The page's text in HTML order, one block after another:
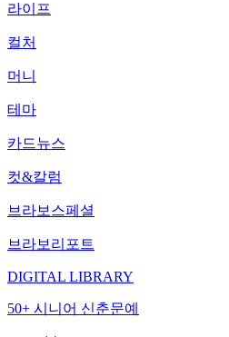
라이프
컬처
머니
테마
카드뉴스
컷&칼럼
브라보스페셜
브라보리포트
DIGITAL LIBRARY
50+ 시니어 신춘문예